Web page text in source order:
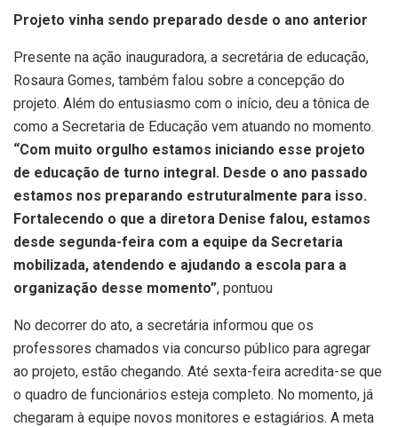
Projeto vinha sendo preparado desde o ano anterior
Presente na ação inauguradora, a secretária de educação,
Rosaura Gomes, também falou sobre a concepção do
projeto. Além do entusiasmo com o início, deu a tônica de
como a Secretaria de Educação vem atuando no momento.
“Com muito orgulho estamos iniciando esse projeto
de educação de turno integral. Desde o ano passado
estamos nos preparando estruturalmente para isso.
Fortalecendo o que a diretora Denise falou, estamos
desde segunda-feira com a equipe da Secretaria
mobilizada, atendendo e ajudando a escola para a
organização desse momento”, pontuou
No decorrer do ato, a secretária informou que os
professores chamados via concurso público para agregar
ao projeto, estão chegando. Até sexta-feira acredita-se que
o quadro de funcionários esteja completo. No momento, já
chegaram à equipe novos monitores e estagiários. A meta